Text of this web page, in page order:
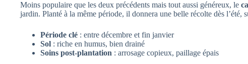
Moins populaire que les deux précédents mais tout aussi généreux, le
jardin. Planté à la même période, il donnera une belle récolte dès l’été,
Période clé : entre décembre et fin janvier
Sol : riche en humus, bien drainé
Soins post-plantation : arrosage copieux, paillage épais